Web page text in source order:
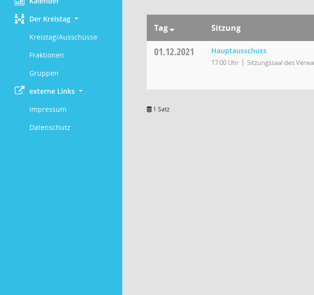
Der Kreistag
Kreistag/Ausschüsse
Fraktionen
Gruppen
externe Links
Impressum
Datenschutz
Tag Sitzung
01.12.2021 Hauptausschuss
17:00 Uhr Sitzungssaal des
1 Satz